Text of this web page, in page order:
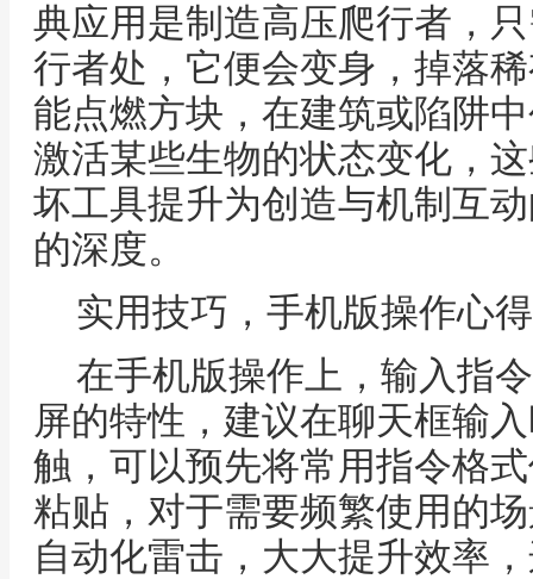
典应用是制造高压爬行者，
行者处，它便会变身，掉落
能点燃方块，在建筑或陷阱
激活某些生物的状态变化，
坏工具提升为创造与机制互
的深度。
实用技巧，手机版操作心得
在手机版操作上，输入指
屏的特性，建议在聊天框输
触，可以预先将常用指令格
粘贴，对于需要频繁使用的
自动化雷击，大大提升效率